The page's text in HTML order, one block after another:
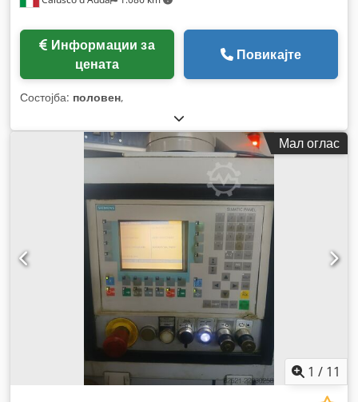
цената
Повикајте
Состојба: половен,
Мал оглас
1 / 11